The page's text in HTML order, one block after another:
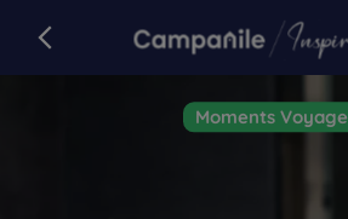
Campanileretour sur campanile.com
Moments Voyage